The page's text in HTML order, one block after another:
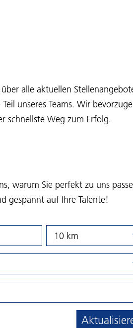
alle aktuellen
unseres Teams. Wir
schnellste Weg zum Erfolg.
warum Sie perfekt zu uns
gespannt auf Ihre Talente!
10 km